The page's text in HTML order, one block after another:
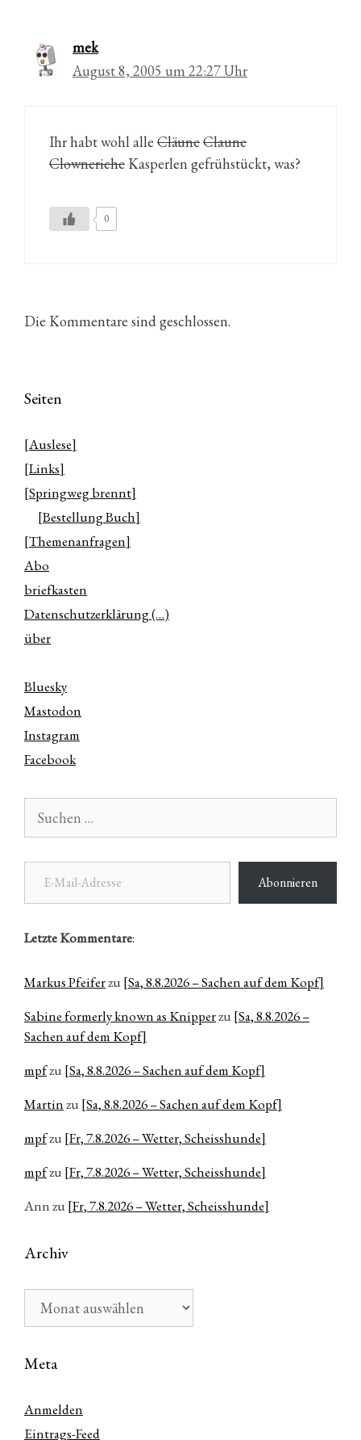
mek
August 8, 2005 um 22:27 Uhr
Ihr habt wohl alle CläuneClaune
Clowneriche Kasperlen gefrühstückt, was?
0
Die Kommentare sind geschlossen.
Seiten
[Auslese]
[Links]
[Springweg brennt]
[Bestellung Buch]
[Themenanfragen]
Abo
briefkasten
Datenschutzerklärung (…)
über
Bluesky
Mastodon
Instagram
Facebook
nach:
E-Mail-Adresse
Abonnieren
Letzte Kommentare:
Markus Pfeiferzu [Sa, 8.8.2026 – Sachen auf dem Kopf]
Sabine formerly known as Knipperzu [Sa, 8.8.2026 –
Sachen auf dem Kopf]
mpfzu [Sa, 8.8.2026 – Sachen auf dem Kopf]
Martinzu [Sa, 8.8.2026 – Sachen auf dem Kopf]
mpfzu [Fr, 7.8.2026 – Wetter, Scheisshunde]
mpfzu [Fr, 7.8.2026 – Wetter, Scheisshunde]
Annzu [Fr, 7.8.2026 – Wetter, Scheisshunde]
Archiv
Meta
Anmelden
Eintrags-Feed